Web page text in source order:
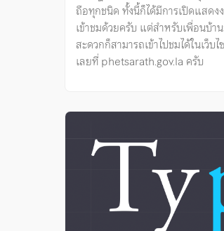
ถือทุกชนิด ทั้งนี้ก็ได้มีการเปิดแสดง
เข้าชมด้วยครับ แต่สำหรับเพื่อนบ้าน
สะดวกก็สามารถเข้าไปชมได้ในเว็บ
เลยที่ phetsarath.gov.la ครับ